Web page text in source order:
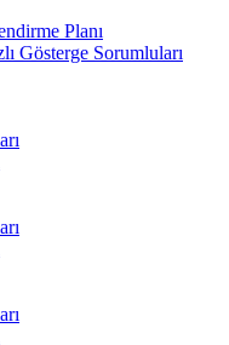
Planı
Gösterge Sorumluları